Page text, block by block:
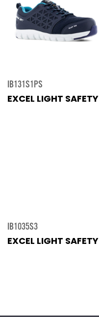
IB131S1PS
EXCEL LIGHT SAFETY
IB1035S3
EXCEL LIGHT SAFETY